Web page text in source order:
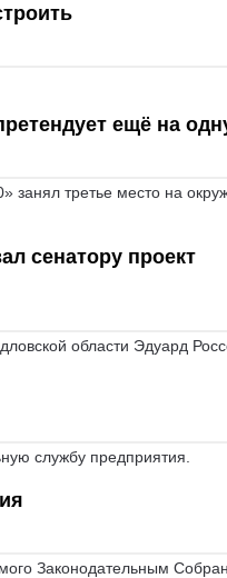
ещё на
занял третье место на
сенатору проект
области Эдуард
службу предприятия.
Законодательным